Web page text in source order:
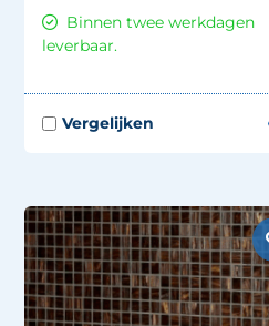
Binnen twee werkdagen
leverbaar.